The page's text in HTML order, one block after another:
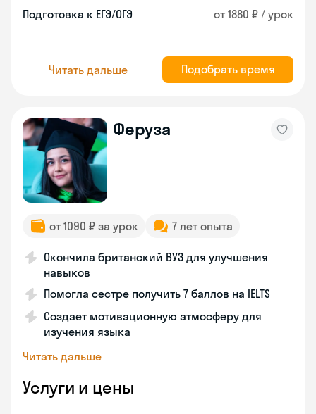
Подготовка к ЕГЭ/ОГЭ от 1880 ₽ / урок
Читать дальше Подобрать время
Феруза
от 1090 ₽ за урок 7 лет опыта
Окончила британский ВУЗ для улучшения
навыков
Помогла сестре получить 7 баллов на IELTS
Создает мотивационную атмосферу для
изучения языка
Читать дальше
Услуги и цены